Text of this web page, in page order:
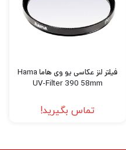
فیلتر لنز عکاسی یو وی هاما Hama
UV-Filter 390 58mm
تماس بگیرید!